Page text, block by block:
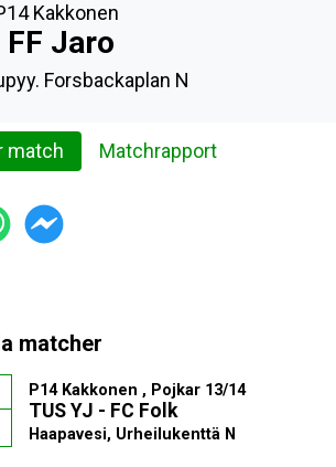
Kakkonen
Jaro
Forsbackaplan N
match Matchrapport
matcher
P14 Kakkonen , Pojkar 13/14
TUS YJ - FC Folk
Haapavesi, Urheilukenttä N